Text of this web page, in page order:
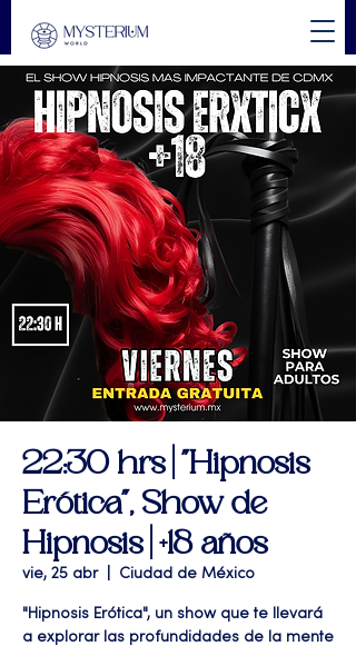
22:30 hrs | "Hipnosis
Erótica", Show de
Hipnosis | +18 años
vie, 25 abr
  |
Ciudad de México
"Hipnosis Erótica", un show que te llevará
a explorar las profundidades de la mente